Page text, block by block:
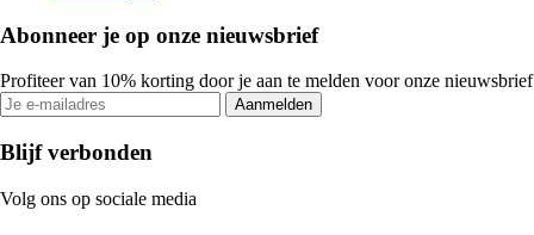
Abonneer je op onze nieuwsbrief
Profiteer van 10% korting door je aan te melden voor onze nieuwsbrief
Aanmelden
Blijf verbonden
Volg ons op sociale media